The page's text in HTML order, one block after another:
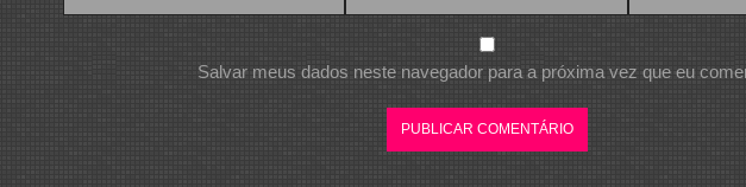
Salvar meus dados neste navegador para a próxima vez que eu